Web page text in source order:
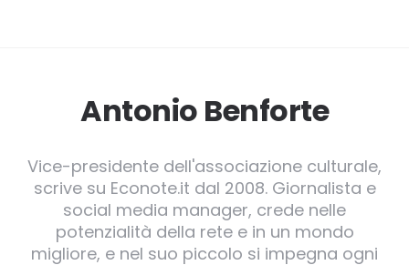
Antonio Benforte
Vice-presidente dell'associazione culturale,
scrive su Econote.it dal 2008. Giornalista e
social media manager, crede nelle
potenzialità della rete e in un mondo
migliore, e nel suo piccolo si impegna ogni